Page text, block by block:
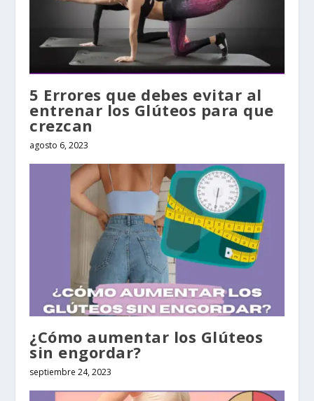
5 Errores que debes evitar al
entrenar los Glúteos para que
crezcan
agosto 6, 2023
¿Cómo aumentar los Glúteos
sin engordar?
septiembre 24, 2023